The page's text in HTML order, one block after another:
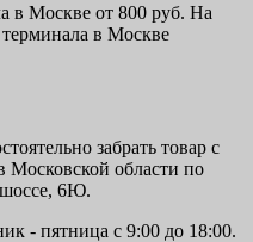
в Москве от 800 руб. На
терминала в Москве
забрать товар с
Московской области по
шоссе, 6Ю.
- пятница с 9:00 до 18:00.